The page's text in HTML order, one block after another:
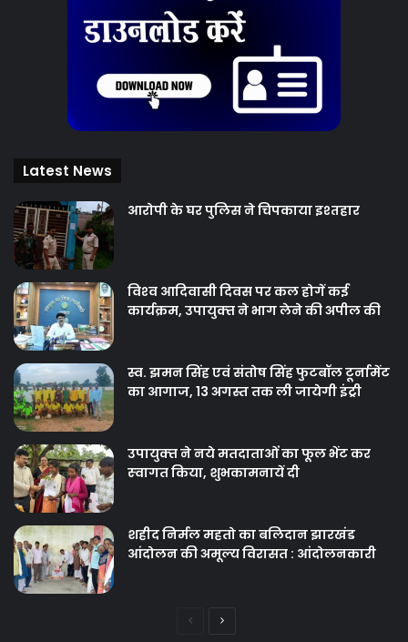
Latest News
आरोपी के घर पुलिस ने चिपकाया इश्तहार
विश्‍व आदिवासी दिवस पर कल होगें कई
कार्यक्रम, उपायुक्‍त ने भाग लेने की अपील की
स्व. झमन सिंह एवं संतोष सिंह फुटबॉल टूर्नामेंट
का आगाज, 13 अगस्त तक ली जायेगी इंट्री
उपायुक्‍त ने नये मतदाताओंं का फूल भेंट कर
स्‍वागत किया, शुभकामनायें दी
शहीद निर्मल महतो का बलिदान झारखंड
आंदोलन की अमूल्य विरासत : आंदोलनकारी
PreviousNext